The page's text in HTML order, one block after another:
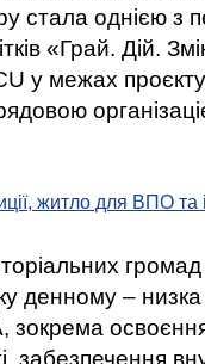
стала однією
«Грай. Дій.
у межах
житло для ВПО
громад
денному –
освоєння
забезпечення